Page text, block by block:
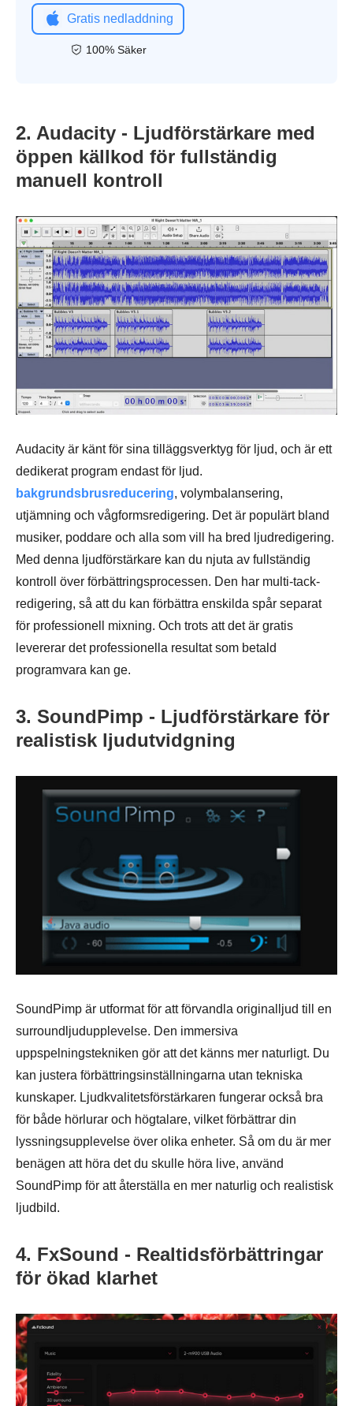
Gratis nedladdning
100% Säker
2. Audacity - Ljudförstärkare med
öppen källkod för fullständig
manuell kontroll
Audacity är känt för sina tilläggsverktyg för ljud, och är ett
dedikerat program endast för ljud.
bakgrundsbrusreducering, volymbalansering,
utjämning och vågformsredigering. Det är populärt bland
musiker, poddare och alla som vill ha bred ljudredigering.
Med denna ljudförstärkare kan du njuta av fullständig
kontroll över förbättringsprocessen. Den har multi-tack-
redigering, så att du kan förbättra enskilda spår separat
för professionell mixning. Och trots att det är gratis
levererar det professionella resultat som betald
programvara kan ge.
3. SoundPimp - Ljudförstärkare för
realistisk ljudutvidgning
SoundPimp är utformat för att förvandla originalljud till en
surroundljudupplevelse. Den immersiva
uppspelningstekniken gör att det känns mer naturligt. Du
kan justera förbättringsinställningarna utan tekniska
kunskaper. Ljudkvalitetsförstärkaren fungerar också bra
för både hörlurar och högtalare, vilket förbättrar din
lyssningsupplevelse över olika enheter. Så om du är mer
benägen att höra det du skulle höra live, använd
SoundPimp för att återställa en mer naturlig och realistisk
ljudbild.
4. FxSound - Realtidsförbättringar
för ökad klarhet